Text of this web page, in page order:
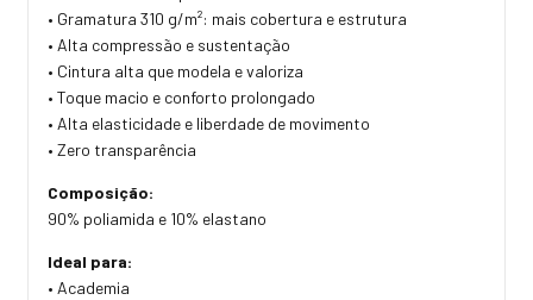
• Gramatura 310 g/m²: mais cobertura e estrutura
• Alta compressão e sustentação
• Cintura alta que modela e valoriza
• Toque macio e conforto prolongado
• Alta elasticidade e liberdade de movimento
• Zero transparência
Composição:
90% poliamida e 10% elastano
Ideal para:
• Academia